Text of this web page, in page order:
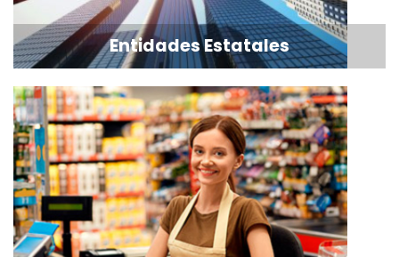
Entidades Estatales